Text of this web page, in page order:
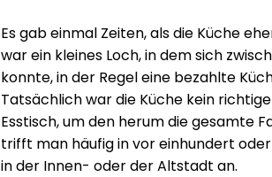
Es gab einmal Zeiten, als die Küche
war ein kleines Loch, in dem sich
konnte, in der Regel eine bezahlte
Tatsächlich war die Küche kein
Esstisch, um den herum die gesamte
trifft man häufig in vor einhundert
in der Innen- oder der Altstadt an.